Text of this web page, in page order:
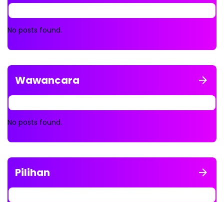
No posts found.
Wawancara
No posts found.
Pilihan